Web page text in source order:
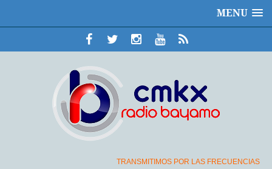
MENU
TRANSMITIMOS POR LAS FRECUENCIAS